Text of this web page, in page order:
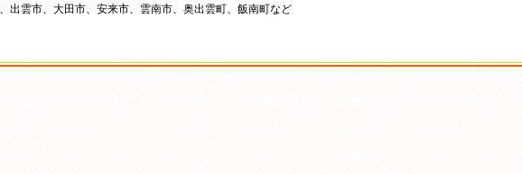
、出雲市、大田市、安来市、雲南市、奥出雲町、飯南町など